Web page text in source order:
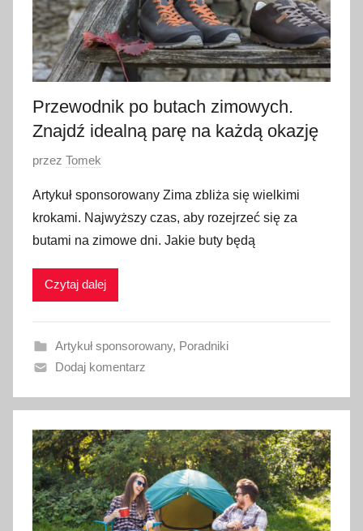
Przewodnik po butach zimowych.
Znajdź idealną parę na każdą okazję
O
u
b
l
i
a
n
1
6
l
i
s
t
przez Tomek
Artykuł sponsorowany Zima zbliża się wielkimi
krokami. Najwyższy czas, aby rozejrzeć się za
butami na zimowe dni. Jakie buty będą
Czytaj dalej
Artykuł sponsorowany, Poradniki
Dodaj komentarz